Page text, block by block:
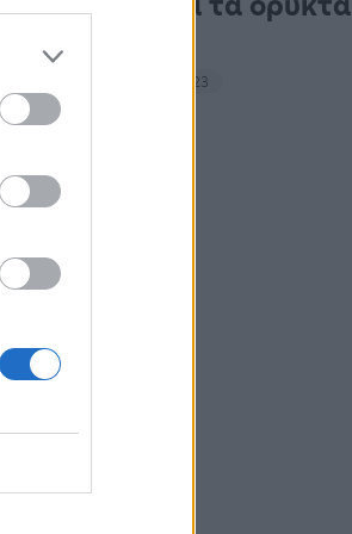
καύσιμα
14:27 - 15 Σεπτεμβρίου 2023